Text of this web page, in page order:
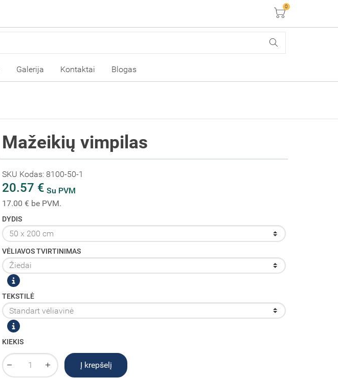
Krepšelis
0
Galerija Kontaktai Blogas
Mažeikių vimpilas
SKU Kodas: 8100-50-1
20.57 € Su PVM
17.00 € be PVM.
DYDIS
VĖLIAVOS TVIRTINIMAS
TEKSTILĖ
KIEKIS
Į krepšelį